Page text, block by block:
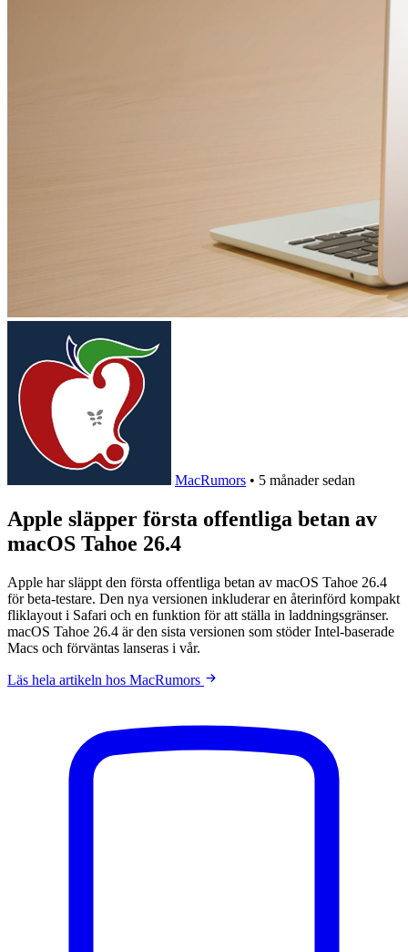
MacRumors • 5 månader sedan
Apple släpper första offentliga betan av
macOS Tahoe 26.4
Apple har släppt den första offentliga betan av macOS Tahoe 26.4
för beta-testare. Den nya versionen inkluderar en återinförd kompakt
fliklayout i Safari och en funktion för att ställa in laddningsgränser.
macOS Tahoe 26.4 är den sista versionen som stöder Intel-baserade
Macs och förväntas lanseras i vår.
Läs hela artikeln hos MacRumors